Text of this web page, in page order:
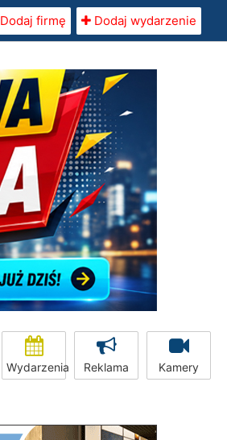
Dodaj firmę Dodaj wydarzenie
Wydarzenia Reklama Kamery